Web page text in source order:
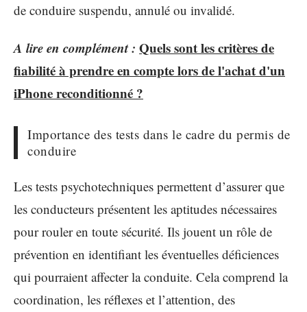
de conduire suspendu, annulé ou invalidé.
A lire en complément : Quels sont les critères de
fiabilité à prendre en compte lors de l'achat d'un
iPhone reconditionné ?
Importance des tests dans le cadre du permis de
conduire
Les tests psychotechniques permettent d’assurer que
les conducteurs présentent les aptitudes nécessaires
pour rouler en toute sécurité. Ils jouent un rôle de
prévention en identifiant les éventuelles déficiences
qui pourraient affecter la conduite. Cela comprend la
coordination, les réflexes et l’attention, des